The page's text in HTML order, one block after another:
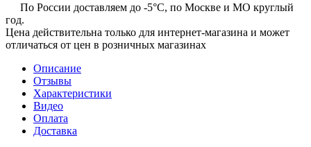
По России доставляем до -5°C, по Москве и МО круглый
год.
Цена действительна только для интернет-магазина и может
отличаться от цен в розничных магазинах
Описание
Отзывы
Характеристики
Видео
Оплата
Доставка